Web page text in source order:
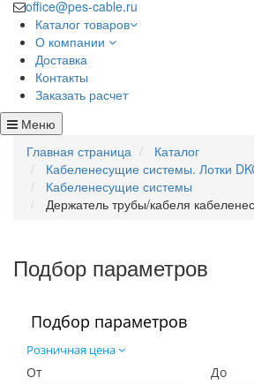
office@pes-cable.ru
Каталог товаров
О компании
Доставка
Контакты
Заказать расчет
Меню
Главная страница
Каталог
Кабеленесущие системы. Лотки
Кабеленесущие системы
Держатель трубы/кабеля
Подбор параметров
Подбор параметров
Розничная цена
От До